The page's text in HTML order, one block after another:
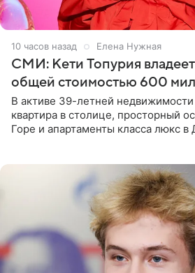
10 часов назад Елена Нужная
СМИ: Кети Топурия
общей стоимостью 600
В активе 39-летней
квартира в столице, просторный
Горе и апартаменты класса люкс в